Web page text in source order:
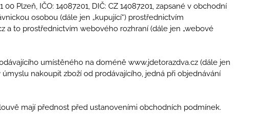
Plzeň, IČO: 14087201, DIČ: CZ 14087201, zapsané v obchodní
osobou (dále jen „kupující“) prostřednictvím
to prostřednictvím webového rozhraní (dále jen „webové
umístěného na doméně www.jdetorazdva.cz (dále jen
nakoupit zboží od prodávajícího, jedná při objednávání
mají přednost před ustanoveními obchodních podmínek.